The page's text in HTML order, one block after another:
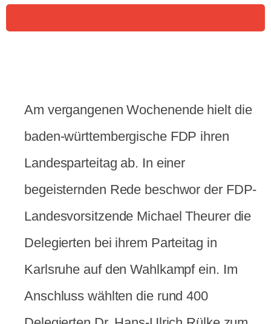
Am vergangenen Wochenende hielt die
baden-württembergische FDP ihren
Landesparteitag ab. In einer
begeisternden Rede beschwor der FDP-
Landesvorsitzende Michael Theurer die
Delegierten bei ihrem Parteitag in
Karlsruhe auf den Wahlkampf ein. Im
Anschluss wählten die rund 400